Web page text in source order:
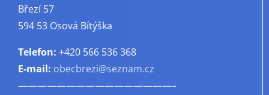
Březí 57
594 53 Osová Bítýška
Telefon: +420 566 536 368
E-mail: obecbrezi@seznam.cz
————————————————–